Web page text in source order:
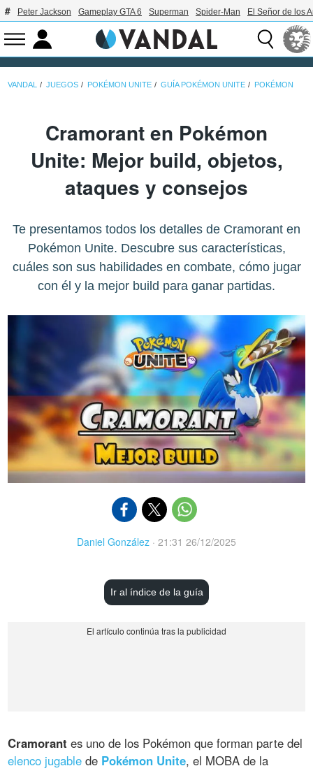
Peter Jackson Gameplay GTA 6 Superman Spider-Man El Señor de los
VANDAL JUEGOS POKÉMON UNITE GUÍA POKÉMON UNITE POKÉMON
Cramorant en Pokémon
Unite: Mejor build, objetos,
ataques y consejos
Te presentamos todos los detalles de Cramorant en
Pokémon Unite. Descubre sus características,
cuáles son sus habilidades en combate, cómo jugar
con él y la mejor build para ganar partidas.
Daniel González · 21:31 26/12/2025
Ir al índice de la guía
Cramorant es uno de los Pokémon que forman parte del
elenco jugable de Pokémon Unite, el MOBA de la